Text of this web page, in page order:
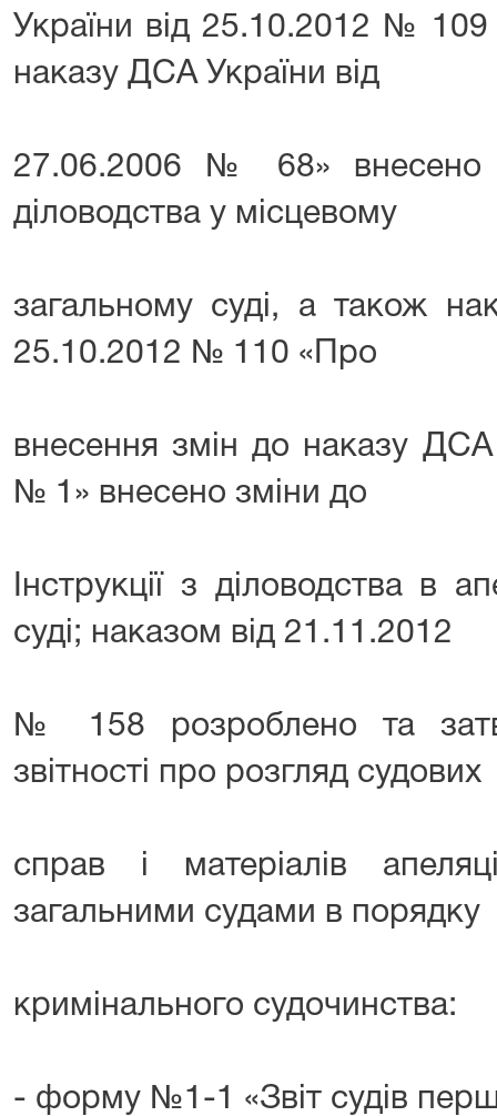
України від 25.10.2012 №
наказу ДСА України від
27.06.2006 № 68» внесено
діловодства у місцевому
загальному суді, а також
25.10.2012 № 110 «Про
внесення змін до наказу ДСА
№ 1» внесено зміни до
Інструкції з діловодства в
суді; наказом від 21.11.2012
№ 158 розроблено та
звітності про розгляд судових
справ і матеріалів
загальними судами в порядку
кримінального судочинства:
- форму №1-1 «Звіт судів